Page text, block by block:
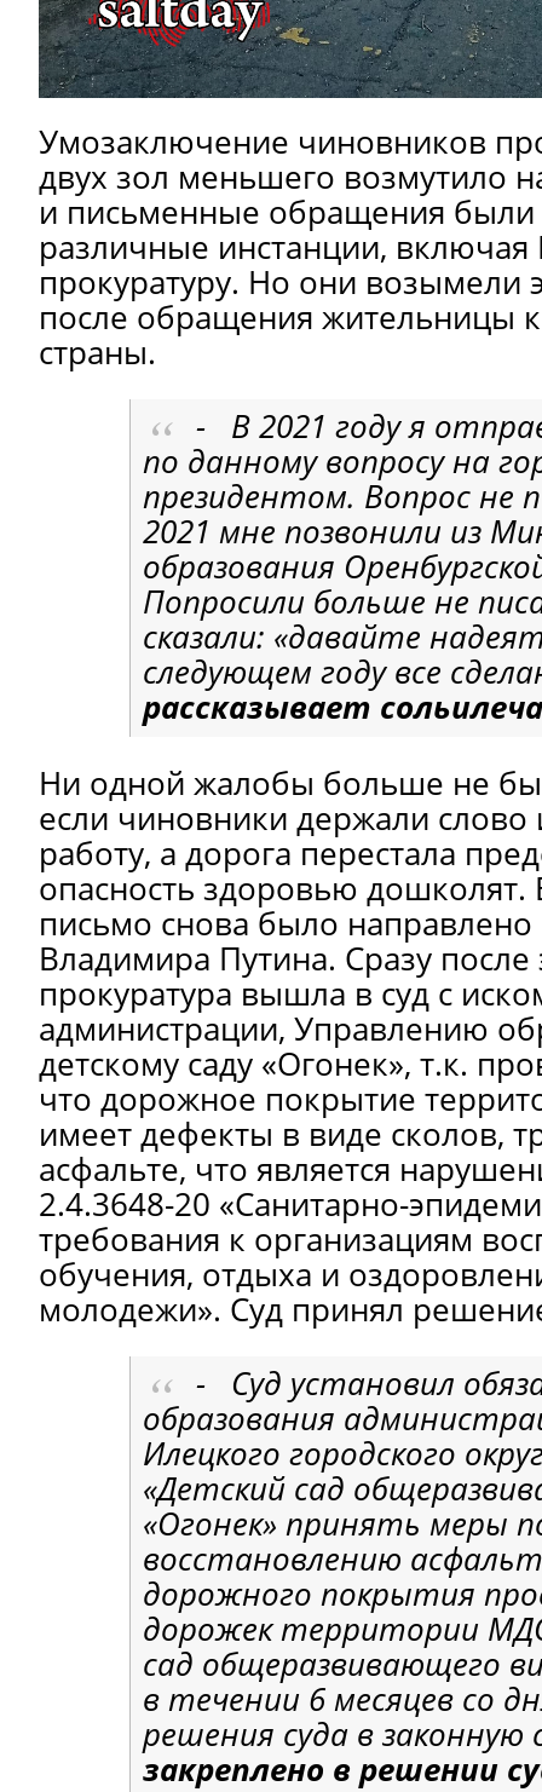
Умозаключение чиновников
двух зол меньшего возмутило
и письменные обращения были
различные инстанции,
прокуратуру. Но они возымели
после обращения жительницы
страны.
- В 2021 году я
по данному вопросу на
президентом. Вопрос не
2021 мне позвонили из
образования
Попросили больше не
сказали: «давайте
следующем году все
рассказывает
Ни одной жалобы больше не
если чиновники держали
работу, а дорога перестала
опасность здоровью дошколят.
письмо снова было направлено
Владимира Путина. Сразу после
прокуратура вышла в суд с
администрации, Управлению
детскому саду «Огонек», т.к.
что дорожное покрытие
имеет дефекты в виде сколов,
асфальте, что является
2.4.3648-20 «Санитарно-
требования к организациям
обучения, отдыха и
молодежи». Суд принял
- Суд установил
образования
Илецкого городского
«Детский сад
«Огонек» принять меры
восстановлению
дорожного покрытия
дорожек территории
сад общеразвивающего
в течении 6 месяцев со
решения суда в законную
закреплено в решении